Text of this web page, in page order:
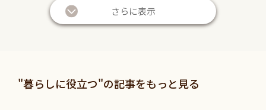
投資信託と株の違いは？仕
組みやリスク、利益などを
き
を
退職金は定期預金で運用す
べき？メリット・デメリッ
さらに表示
"暮らしに役立つ"の記事をもっと見る